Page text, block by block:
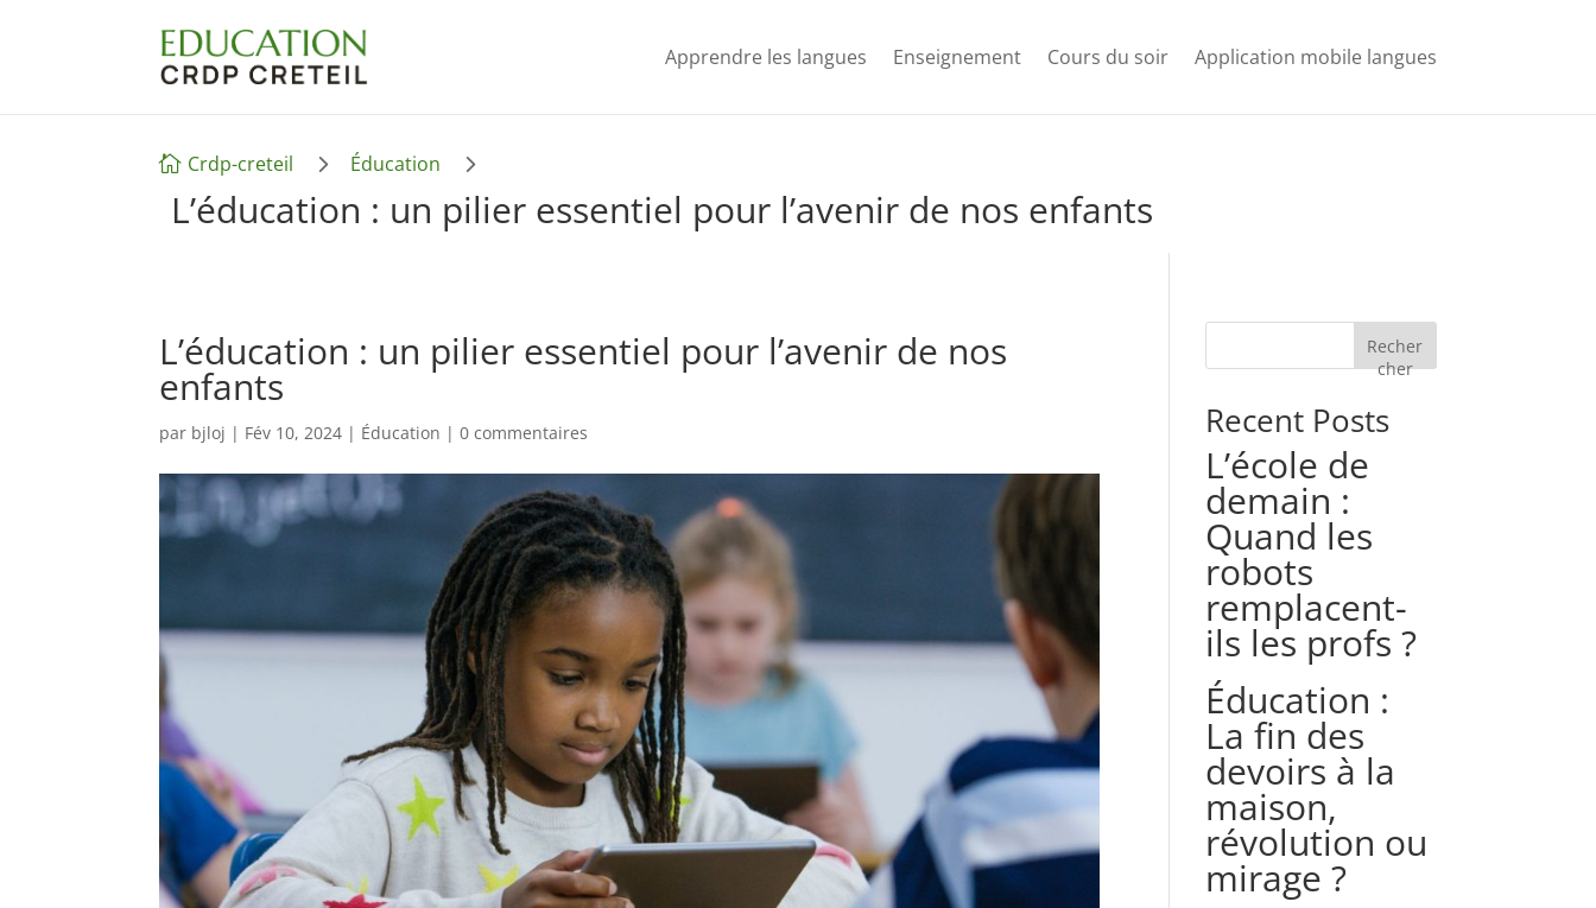
Apprendre les langues Enseignement Cours du soir Application mobile langues
 Crdp-creteil 5 Éducation 5
L’éducation : un pilier essentiel pour l’avenir de nos enfants
L’éducation : un pilier essentiel pour l’avenir de nos
enfants
par bjloj | Fév 10, 2024 | Éducation |0 commentaires
Recher
cher
Recent Posts
L’école de
demain :
Quand les
robots
remplacent-
ils les profs ?
Éducation :
La fin des
devoirs à la
maison,
révolution ou
mirage ?